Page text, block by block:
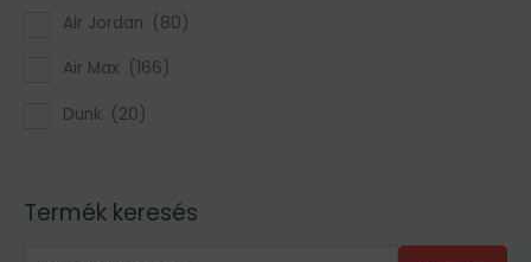
Air Jordan (80)
Air Max (166)
Dunk (20)
Termék keresés